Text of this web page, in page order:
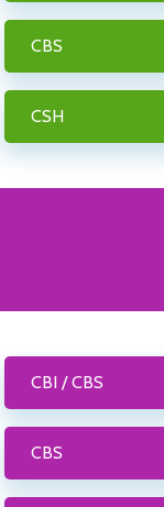
CBS
CSH
CBI / CBS
CBS